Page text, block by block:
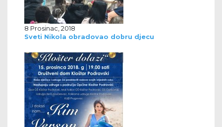
8 Prosinac, 2018
Sveti Nikola obradovao dobru djecu